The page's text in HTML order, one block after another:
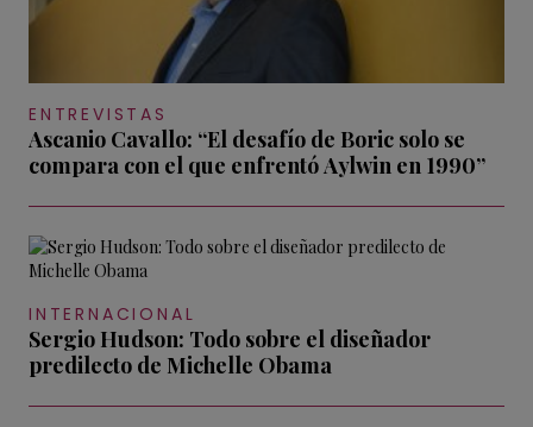
ENTREVISTAS
Ascanio Cavallo: “El desafío de Boric solo se
compara con el que enfrentó Aylwin en 1990”
INTERNACIONAL
Sergio Hudson: Todo sobre el diseñador
predilecto de Michelle Obama